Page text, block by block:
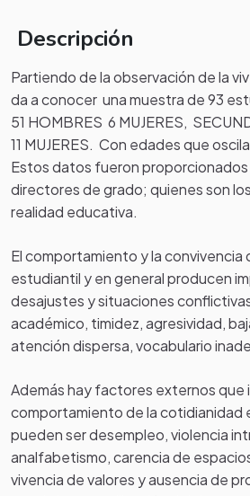
Descripción
Partiendo de la observación de la
da a conocer una muestra de 93
51 HOMBRES 6 MUJERES,
11 MUJERES. Con edades que
Estos datos fueron
directores de grado; quienes son
realidad educativa.
El comportamiento y la convivencia
estudiantil y en general producen
desajustes y situaciones
académico, timidez, agresividad,
atención dispersa, vocabulario
Además hay factores externos que
comportamiento de la cotidianidad
pueden ser desempleo, violencia
analfabetismo, carencia de
vivencia de valores y ausencia de